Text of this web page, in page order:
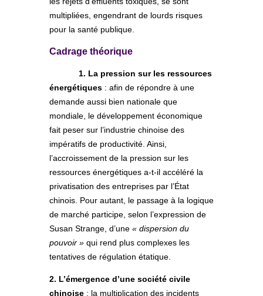
multipliées, engendrant de lourds risques
pour la santé publique.
Cadrage théorique
1. La pression sur les ressources
énergétiques : afin de répondre à une
demande aussi bien nationale que
mondiale, le développement économique
fait peser sur l’industrie chinoise des
impératifs de productivité. Ainsi,
l’accroissement de la pression sur les
ressources énergétiques a-t-il accéléré la
privatisation des entreprises par l’État
chinois. Pour autant, le passage à la logique
de marché participe, selon l’expression de
Susan Strange, d’une « dispersion du
pouvoir » qui rend plus complexes les
tentatives de régulation étatique.
2. L’émergence d’une société civile
chinoise : la multiplication des incidents